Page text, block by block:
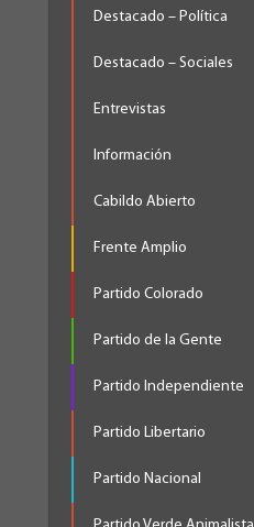
Destacado – Política
Destacado – Sociales
Entrevistas
Información
Cabildo Abierto
Frente Amplio
Partido Colorado
Partido de la Gente
Partido Independiente
Partido Libertario
Partido Nacional